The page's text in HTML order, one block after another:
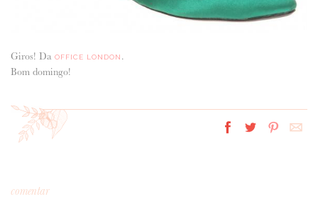
Giros! Da OFFICE LONDON .
Bom domingo!
comentar